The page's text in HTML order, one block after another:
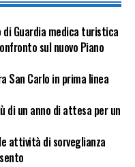
di Guardia medica turistica
sul nuovo Piano
San Carlo in prima linea
di un anno di attesa per un
attività di sorveglianza